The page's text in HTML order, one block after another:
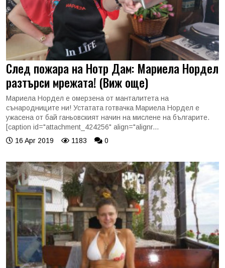
След пожара на Нотр Дам: Мариела Нордел
разтърси мрежата! (Виж още)
Мариела Нордел е омерзена от манталитета на
сънародниците ни! Устатата готвачка Мариела Нордел е
ужасена от бай ганьовският начин на мислене на българите.
[caption id="attachment_424256" align="alignr...
16 Apr 2019
1183 0